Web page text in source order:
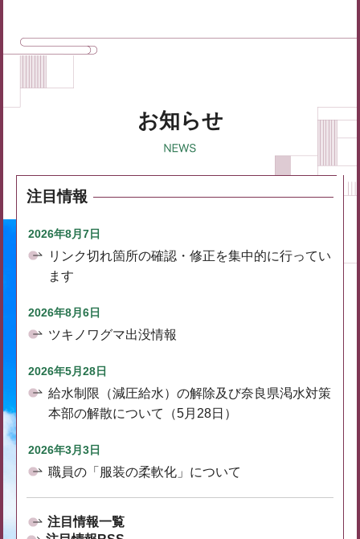
お知らせ
注目情報
2026年8月7日
リンク切れ箇所の確認・修正を集中的に行ってい
ます
2026年8月6日
ツキノワグマ出没情報
2026年5月28日
給水制限（減圧給水）の解除及び奈良県渇水対策
本部の解散について（5月28日）
2026年3月3日
職員の「服装の柔軟化」について
注目情報一覧